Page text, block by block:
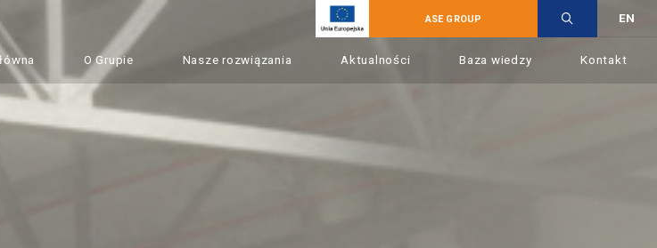
O Grupie Nasze rozwiązania Aktualności Baza wiedzy Kontakt
ASE GROUP EN